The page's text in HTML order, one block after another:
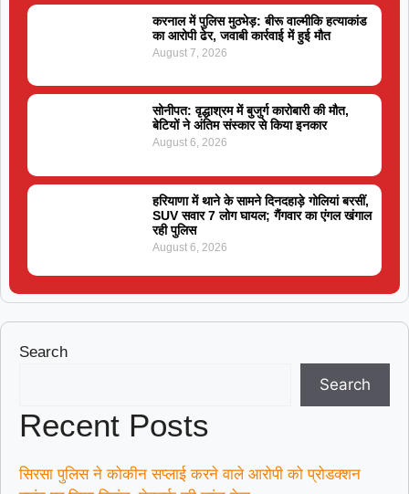
करनाल में पुलिस मुठभेड़: बीरू वाल्मीकि हत्याकांड
का आरोपी ढेर, जवाबी कार्रवाई में हुई मौत
August 7, 2026
सोनीपत: वृद्धाश्रम में बुजुर्ग कारोबारी की मौत,
बेटियों ने अंतिम संस्कार से किया इनकार
August 6, 2026
हरियाणा में थाने के सामने दिनदहाड़े गोलियां बरसीं,
SUV सवार 7 लोग घायल; गैंगवार का एंगल खंगाल
रही पुलिस
August 6, 2026
Search
Search
Recent Posts
सिरसा पुलिस ने कोकीन सप्लाई करने वाले आरोपी को प्रोडक्शन